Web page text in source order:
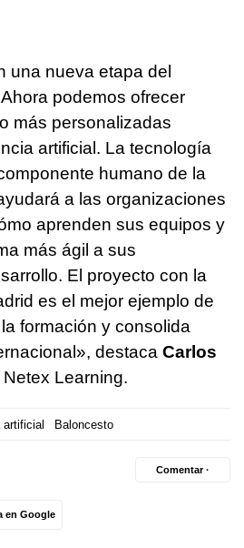
una nueva etapa del
podemos ofrecer
más personalizadas
artificial. La tecnología
humano de la
a las organizaciones
aprenden sus equipos y
más ágil a sus
El proyecto con la
es el mejor ejemplo de
formación y consolida
destaca Carlos
Learning.
artificial Baloncesto
en Google
Comentar ·